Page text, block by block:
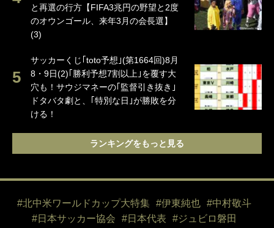
と再選の行方【FIFA3兆円の野望と2度
のオウンゴール、来年3月の会長選】
(3)
サッカーくじ｢toto予想｣(第1664回)8月
8・9日(2)｢勝利予想7割以上｣を覆す大
穴も！サウジマネーの｢監督引き抜き｣
ドタバタ劇と、｢特別な日｣が勝敗を分
ける！
ランキングをもっと見る
#北中米ワールドカップ大特集 #伊東純也
#中村敬斗
#日本サッカー協会
#日本代表
#ジュビロ磐田